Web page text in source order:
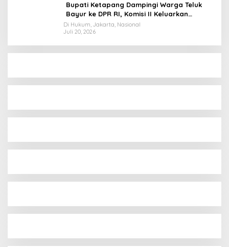
Bupati Ketapang Dampingi Warga Teluk
Bayur ke DPR RI, Komisi II Keluarkan
Rekomendasi Tegas Soal Konflik Lahan PT
PTS
Di Hukum, Jakarta, Nasional
Juli 20, 2026